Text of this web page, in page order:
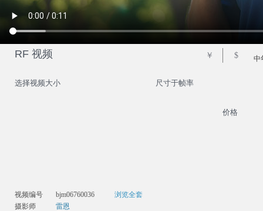
中
选择视频大小 尺寸于帧率
价格
RF 视频 ￥ $
视频编号 bjm06760036
浏览全套
摄影师
雷恩